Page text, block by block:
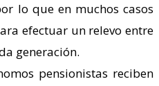
lo que en muchos casos
efectuar un relevo entre
generación.
pensionistas reciben